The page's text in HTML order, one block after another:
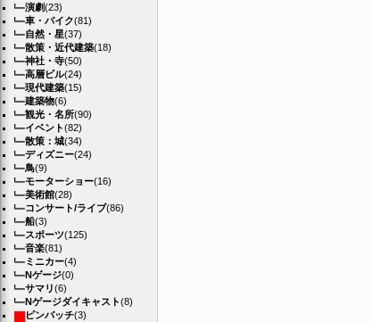
演劇(23)
車・バイク(81)
自然・星(37)
散策・近代建築(18)
神社・寺(50)
高層ビル(24)
現代建築(15)
建築物(6)
観光・名所(90)
イベント(82)
散策：城(34)
ディズニー(24)
鳥(9)
モーターショー(16)
美術館(28)
コンサート/ライブ(86)
船(3)
スポーツ(125)
音楽(81)
ミニカー(4)
Nゲージ(0)
サマリ(6)
Nゲージダイキャスト(8)
ピンバッチ(3)